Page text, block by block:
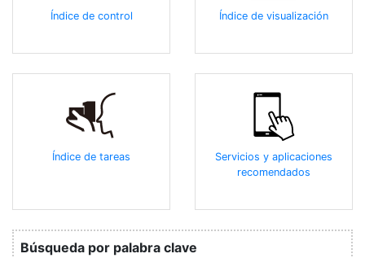
Índice de control Índice de visualización
Índice de tareas
Servicios y aplicaciones
recomendados
Búsqueda por palabra clave